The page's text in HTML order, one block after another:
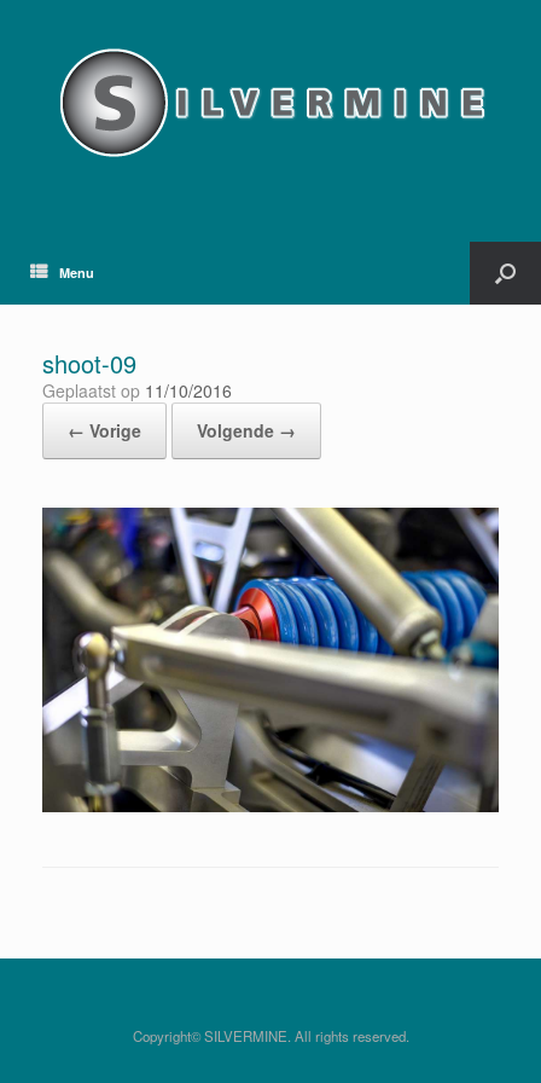
Menu
shoot-09
Geplaatst op 11/10/2016
← Vorige
Volgende →
Copyright© SILVERMINE. All rights reserved.